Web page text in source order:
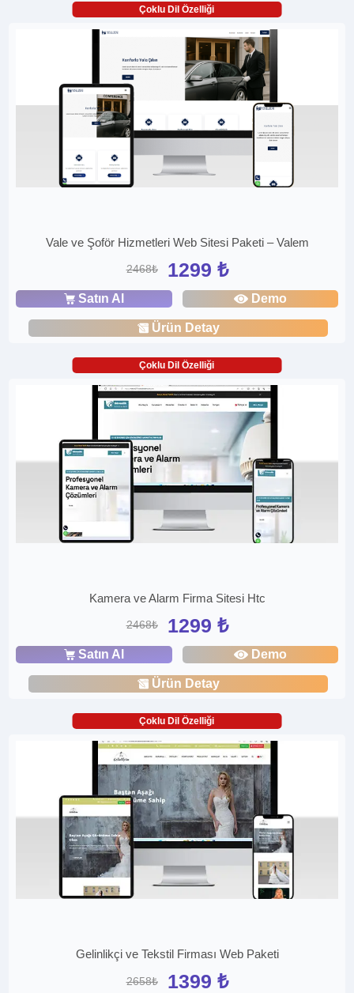
Çoklu Dil Özelliği
Vale ve Şoför Hizmetleri Web Sitesi Paketi – Valem
2468₺ 1299 ₺
Satın Al Demo
Ürün Detay
Çoklu Dil Özelliği
Kamera ve Alarm Firma Sitesi Htc
2468₺ 1299 ₺
Satın Al Demo
Ürün Detay
Çoklu Dil Özelliği
Gelinlikçi ve Tekstil Firması Web Paketi
2658₺ 1399 ₺